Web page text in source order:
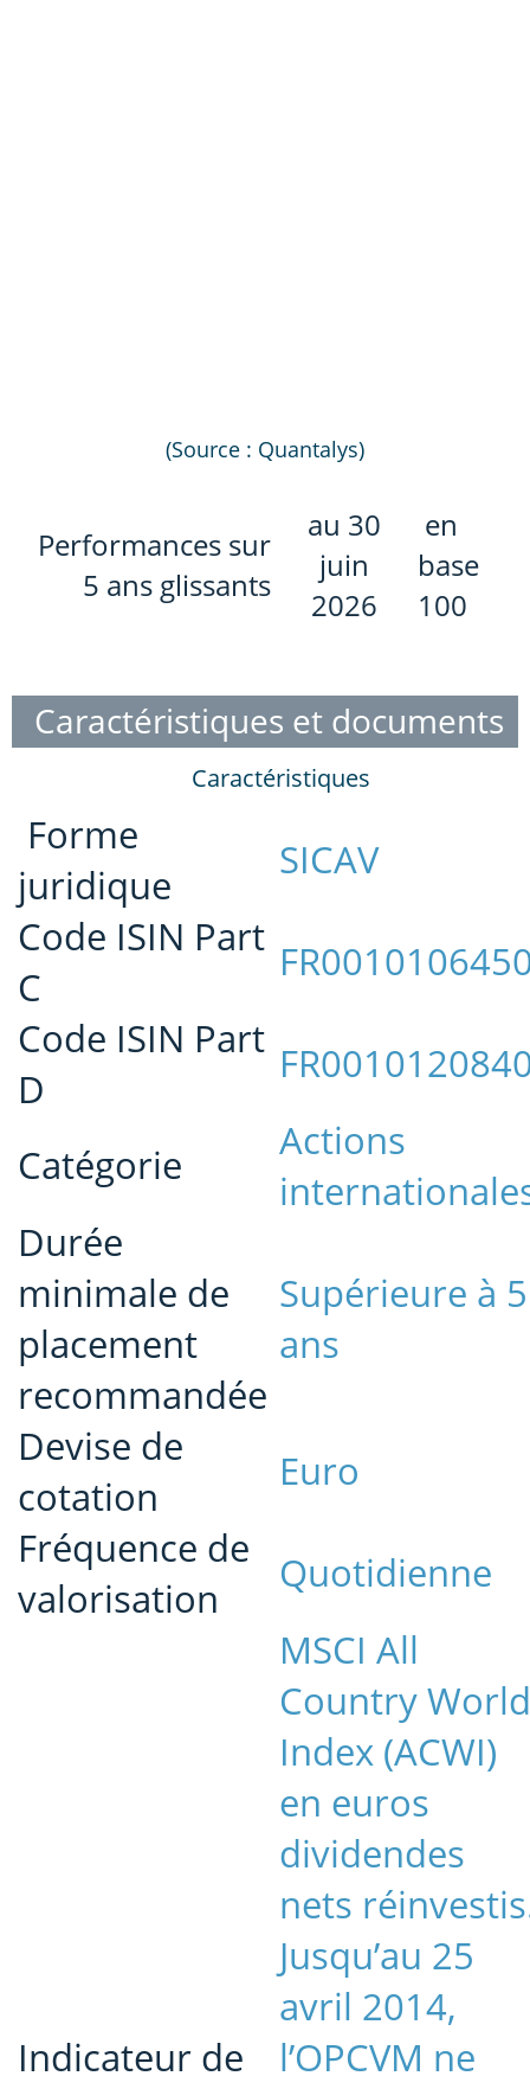
(Source : Quantalys)
Performances sur
5 ans glissants
au 30
juin
2026
en
base
100
Caractéristiques et documents
Caractéristiques
Forme
juridique
SICAV
Code ISIN Part
C
Code ISIN Part
D
Catégorie
Actions
Durée
minimale de
placement
recommandée
Supérieure à 5
ans
Devise de
cotation
Euro
Fréquence de
valorisation
Quotidienne
Indicateur de
MSCI All
Country World
Index (ACWI)
en euros
dividendes
nets
Jusqu’au 25
avril 2014,
l’OPCVM ne